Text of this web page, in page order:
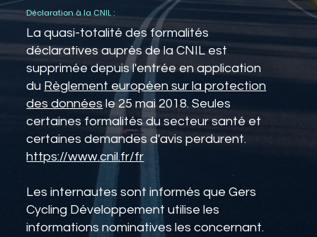
Déclaration à la CNIL :
La quasi-totalité des formalités
déclaratives auprès de la CNIL est
supprimée depuis l'entrée en application
du Règlement européen sur la protection
des données le 25 mai 2018. Seules
certaines formalités du secteur santé et
certaines demandes d'avis perdurent.
https://www.cnil.fr/fr
Les internautes sont informés que Gers
Cycling Développement utilise les
informations nominatives les concernant.